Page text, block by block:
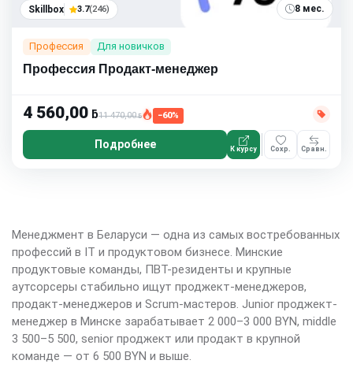
Skillbox 3.7(246) 8 мес.
Профессия Для новичков
Профессия Продакт-менеджер
4 560,00 ƃ11 470,00ƃ −60%
Подробнее К курсу Сохр. Сравн.
Менеджмент в Беларуси — одна из самых востребованных
профессий в IT и продуктовом бизнесе. Минские
продуктовые команды, ПВТ-резиденты и крупные
аутсорсеры стабильно ищут проджект-менеджеров,
продакт-менеджеров и Scrum-мастеров. Junior проджект-
менеджер в Минске зарабатывает 2 000–3 000 BYN, middle
3 500–5 500, senior проджект или продакт в крупной
команде — от 6 500 BYN и выше.